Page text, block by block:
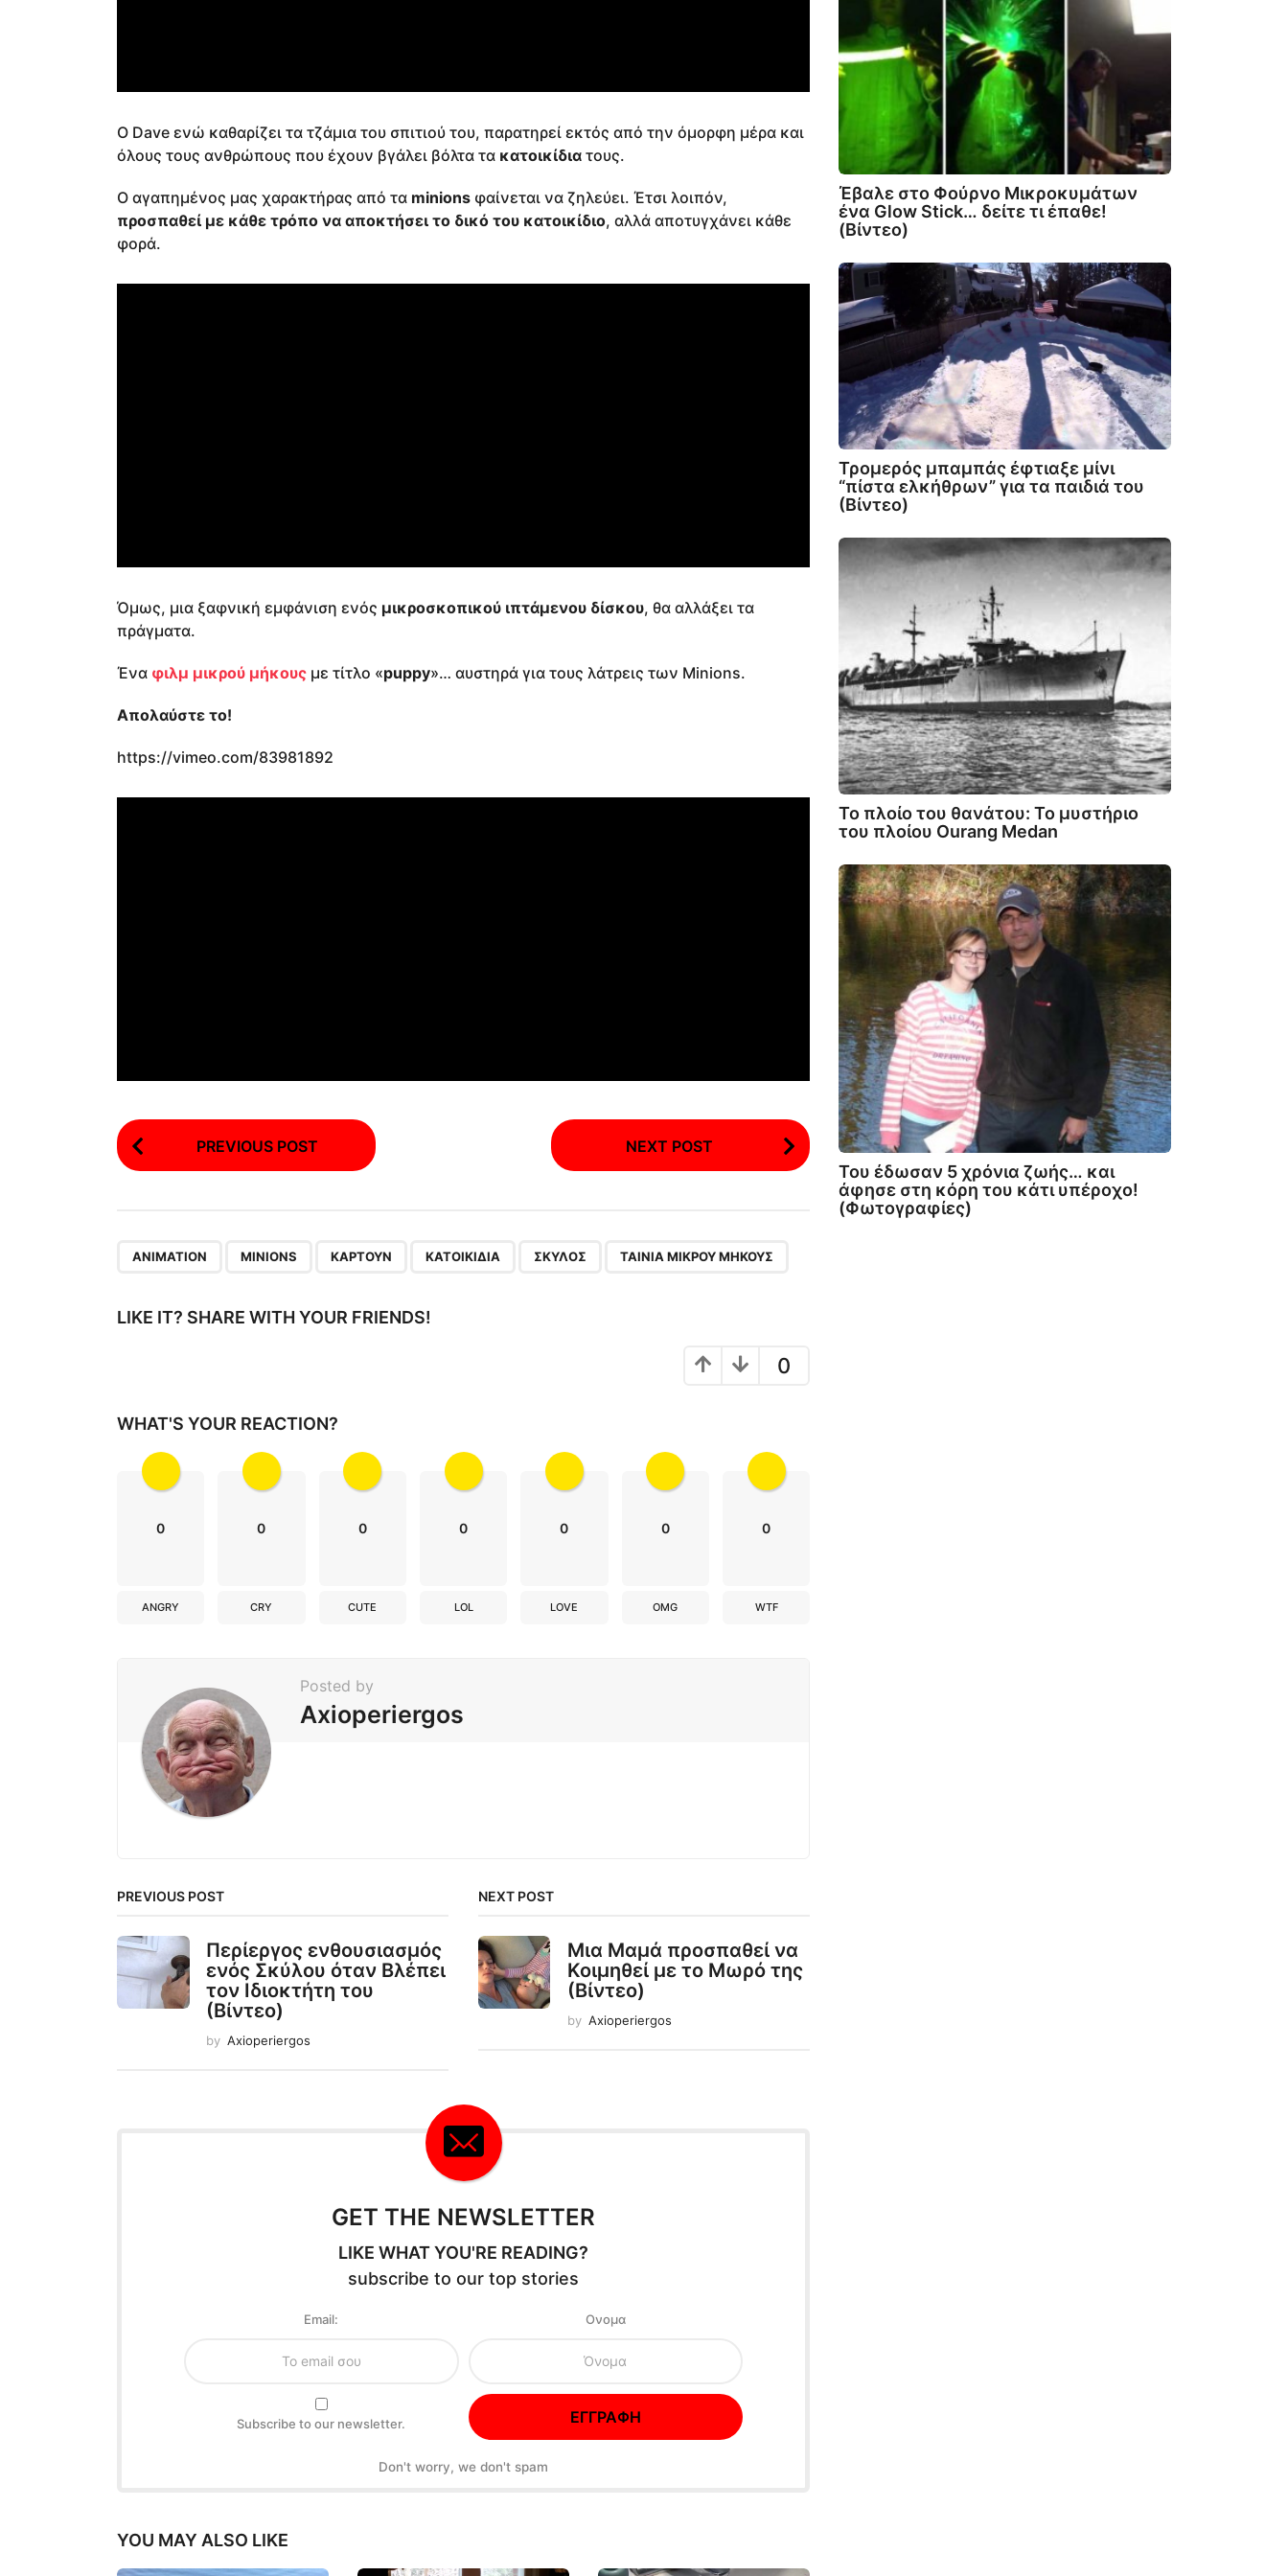
Ο Dave ενώ καθαρίζει τα τζάμια του σπιτιού του, παρατηρεί εκτός από την όμορφη μέρα και
όλους τους ανθρώπους που έχουν βγάλει βόλτα τα κατοικίδια τους.
Ο αγαπημένος μας χαρακτήρας από τα minions φαίνεται να ζηλεύει. Έτσι λοιπόν,
προσπαθεί με κάθε τρόπο να αποκτήσει το δικό του κατοικίδιο, αλλά αποτυγχάνει κάθε
φορά.
Όμως, μια ξαφνική εμφάνιση ενός μικροσκοπικού ιπτάμενου δίσκου, θα αλλάξει τα
πράγματα.
Ένα φιλμ μικρού μήκους με τίτλο «puppy»… αυστηρά για τους λάτρεις των Minions.
Απολαύστε το!
https://vimeo.com/83981892
P
o
P
g
a
t
PREVIOUS POST NEXT POST
ANIMATION MINIONS ΚΑΡΤΟΎΝ ΚΑΤΟΙΚΊΔΙΑ ΣΚΎΛΟΣ ΤΑΙΝΊΑ ΜΙΚΡΟΎ ΜΉΚΟΥΣ
LIKE IT? SHARE WITH YOUR FRIENDS!
0
WHAT'S YOUR REACTION?
0
ANGRY
0
CRY
0
CUTE
0
LOL
0
LOVE
0
OMG
0
WTF
Posted by
Axioperiergos
PREVIOUS POST
Περίεργος ενθουσιασμός
ενός Σκύλου όταν Βλέπει
τον Ιδιοκτήτη του
(Βίντεο)
by Axioperiergos
NEXT POST
Μια Μαμά προσπαθεί να
Κοιμηθεί με το Μωρό της
(Βίντεο)
by Axioperiergos
GET THE NEWSLETTER
LIKE WHAT YOU'RE READING?
subscribe to our top stories
Email: Oνομα
Subscribe to our newsletter.
Don't worry, we don't spam
YOU MAY ALSO LIKE
Έβαλε στο Φούρνο Μικροκυμάτων
ένα Glow Stick… δείτε τι έπαθε!
(Βίντεο)
Τρομερός μπαμπάς έφτιαξε μίνι
“πίστα ελκήθρων” για τα παιδιά του
(Βίντεο)
Το πλοίο του θανάτου: Το μυστήριο
του πλοίου Ourang Medan
Του έδωσαν 5 χρόνια ζωής… και
άφησε στη κόρη του κάτι υπέροχο!
(Φωτογραφίες)